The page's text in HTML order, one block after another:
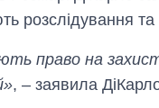
розслідування
право на
, – заявила